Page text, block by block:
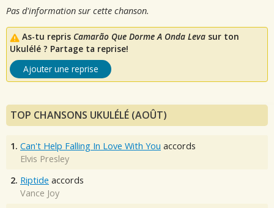
Pas d'information sur cette chanson.
As-tu repris Camarão Que Dorme A Onda Leva sur ton
Ukulélé ? Partage ta reprise!
Ajouter une reprise
TOP CHANSONS UKULÉLÉ (AOÛT)
1. Can't Help Falling In Love With You accords
Elvis Presley
2. Riptide accords
Vance Joy